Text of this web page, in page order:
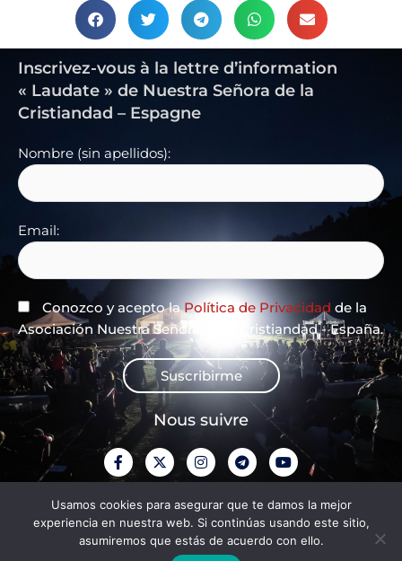
Inscrivez-vous à la lettre d’information
« Laudate » de Nuestra Señora de la
Cristiandad – Espagne
Nombre (sin apellidos):
Email:
Conozco y acepto laPolítica de Privacidad de la
Asociación Nuestra Señora de la Cristiandad - España.
Suscribirme
Nous suivre
F
a
c
e
b
o
o
X
-
t
i
t
t
I
n
s
a
g
r
a
T
e
l
g
r
a
Y
o
u
u
b
e
Politique de confidentialité
Mentions légales
Usamos cookies para asegurar que te damos la mejor
experiencia en nuestra web. Si continúas usando este sitio,
asumiremos que estás de acuerdo con ello.